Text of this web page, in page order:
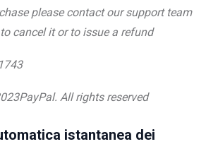
please contact our support team
cancel it or to issue a refund
All rights reserved
istantanea dei